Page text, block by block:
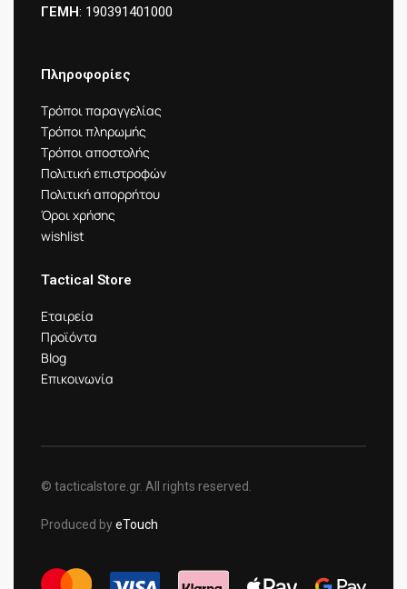
ΓΕΜΗ: 190391401000
Πληροφορίες
Τρόποι παραγγελίας
Τρόποι πληρωμής
Τρόποι αποστολής
Πολιτική επιστροφών
Πολιτική απορρήτου
Όροι χρήσης
wishlist
Tactical Store
Εταιρεία
Προϊόντα
Blog
Επικοινωνία
© tacticalstore.gr. All rights reserved.
Produced byeTouch